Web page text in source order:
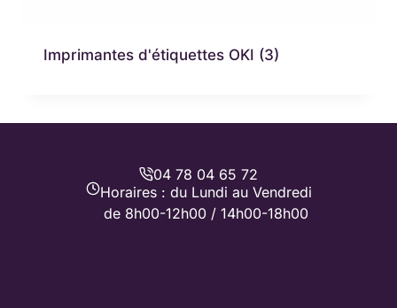
Imprimantes d'étiquettes OKI (3)
04 78 04 65 72
Horaires : du Lundi au Vendredi
de 8h00-12h00 / 14h00-18h00